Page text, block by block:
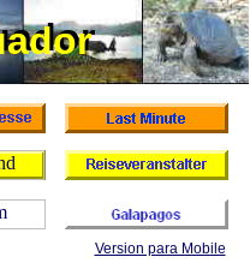
Version para Mobile